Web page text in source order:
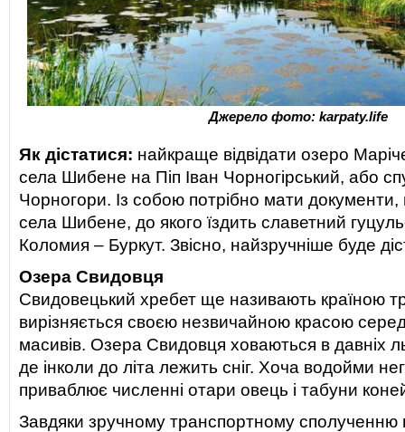
Джерело фото: karpaty.life
Як дістатися: найкраще відвідати озеро
села Шибене на Піп Іван Чорногірський, або
Чорногори. Із собою потрібно мати
села Шибене, до якого їздить славетний
Коломия – Буркут. Звісно, найзручніше буде
Озера Свидовця
Свидовецький хребет ще називають країною
вирізняється своєю незвичайною красою
масивів. Озера Свидовця ховаються в давніх
де інколи до літа лежить сніг. Хоча водойми
приваблює численні отари овець і табуни
Завдяки зручному транспортному сполученню